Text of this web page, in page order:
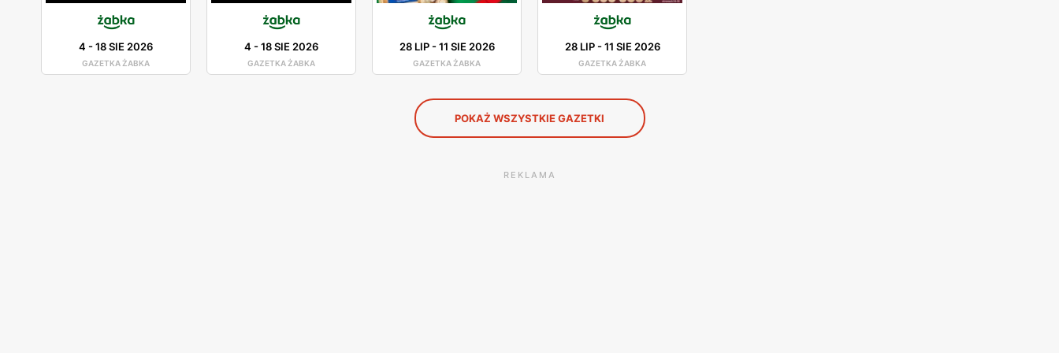
4 -18 SIE 2026
GAZETKA ŻABKA
4 -18 SIE 2026
GAZETKA ŻABKA
28 LIP-11 SIE 2026
GAZETKA ŻABKA
28 LIP-11 SIE 2026
GAZETKA ŻABKA
POKAŻ WSZYSTKIE GAZETKI
REKLAMA